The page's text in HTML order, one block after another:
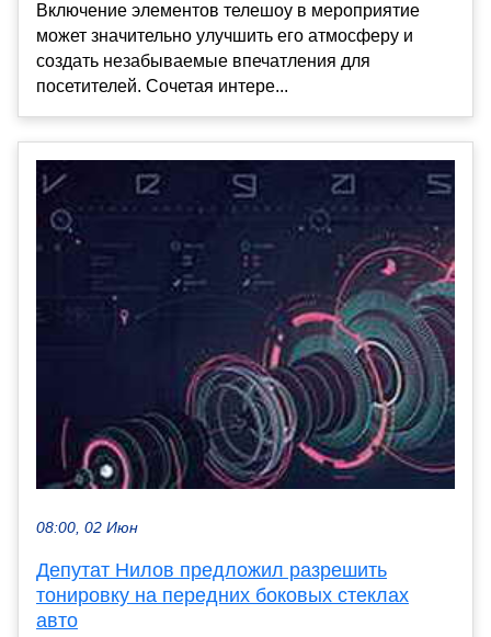
Включение элементов телешоу в мероприятие
может значительно улучшить его атмосферу и
создать незабываемые впечатления для
посетителей. Сочетая интере...
08:00, 02 Июн
Депутат Нилов предложил разрешить
тонировку на передних боковых стеклах
авто